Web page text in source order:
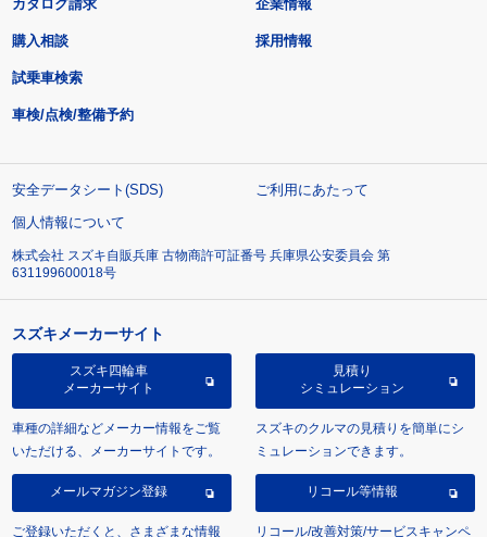
カタログ請求
購入相談
試乗車検索
車検/点検/整備予約
企業情報
採用情報
安全データシート(SDS)
ご利用にあたって
個人情報について
株式会社 スズキ自販兵庫 古物商許可証番号 兵庫県公安委員会 第
631199600018号
スズキメーカーサイト
スズキ四輪車
メーカーサイト
車種の詳細などメーカー情報をご覧
いただける、メーカーサイトです。
見積り
シミュレーション
スズキのクルマの見積りを簡単にシ
ミュレーションできます。
メールマガジン登録
ご登録いただくと、さまざまな情報
リコール等情報
リコール/改善対策/サービスキャンペ